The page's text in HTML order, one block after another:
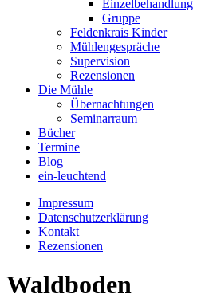
Einzelbehandlung
Gruppe
Feldenkrais Kinder
Mühlengespräche
Supervision
Rezensionen
Die Mühle
Übernachtungen
Seminarraum
Bücher
Termine
Blog
ein-leuchtend
Impressum
Datenschutzerklärung
Kontakt
Rezensionen
Waldboden